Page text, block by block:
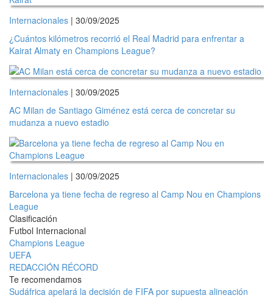
Internacionales | 30/09/2025
¿Cuántos kilómetros recorrió el Real Madrid para enfrentar a
Kairat Almaty en Champions League?
Internacionales | 30/09/2025
AC Milan de Santiago Giménez está cerca de concretar su
mudanza a nuevo estadio
Internacionales | 30/09/2025
Barcelona ya tiene fecha de regreso al Camp Nou en Champions
League
Clasificación
Futbol Internacional
Champions League
UEFA
REDACCIÓN RÉCORD
Te recomendamos
Sudáfrica apelará la decisión de FIFA por supuesta alineación